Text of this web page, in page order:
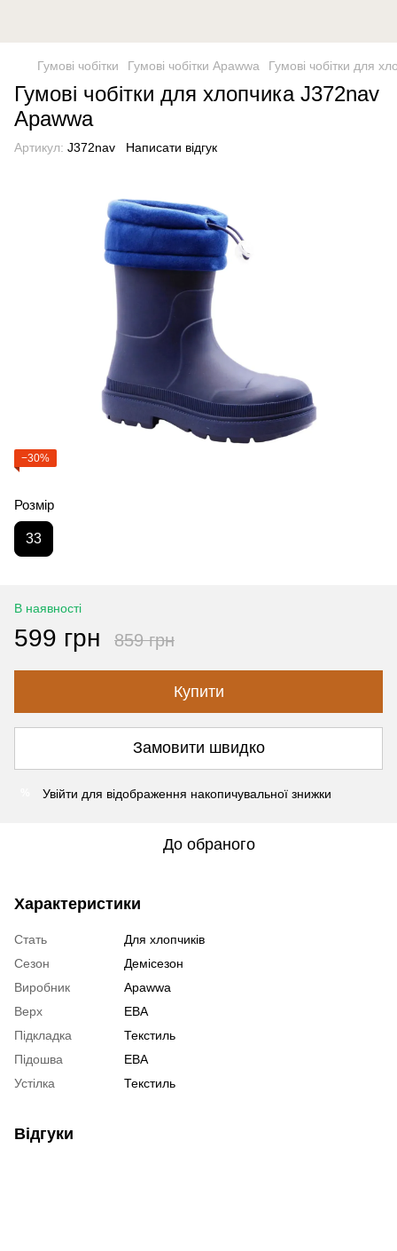
Гумові чобітки Гумові чобітки Apawwa Гумові чобітки для
Гумові чобітки для хлопчика J372nav
Apawwa
Артикул: J372nav Написати відгук
−30%
Розмір
33
В наявності
599 грн 859 грн
Купити
Замовити швидко
Увійти для відображення накопичувальної знижки
До обраного
Характеристики
Стать
Для хлопчиків
Сезон
Демісезон
Виробник
Apawwa
Верх
ЕВА
Підкладка
Текстиль
Підошва
ЕВА
Устілка
Текстиль
Відгуки